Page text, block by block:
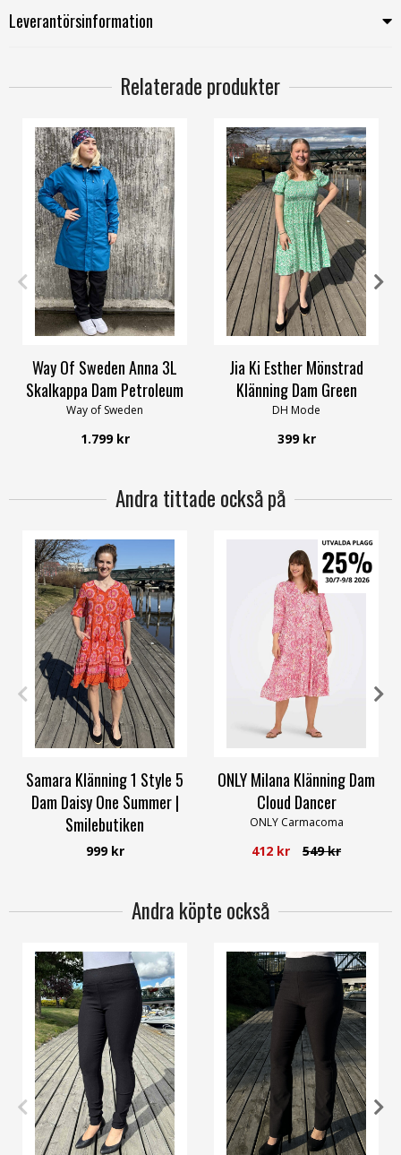
Leverantörsinformation
Relaterade produkter
36 38 40 42 44 48
Way Of Sweden Anna 3L
Skalkappa Dam Petroleum
Way of Sweden
1.799 kr
M/L XL/XXL
Jia Ki Esther Mönstrad
Klänning Dam Green
DH Mode
399 kr
Andra tittade också på
36 38 40 42 46 52
Samara Klänning 1 Style 5
Dam Daisy One Summer |
Smilebutiken
One Summer
999 kr
XL 42 44
ONLY Milana Klänning Dam
Cloud Dancer
ONLY Carmacoma
412 kr 549 kr
Andra köpte också
XS S M L XL XXXL M L XL XXL 3XL